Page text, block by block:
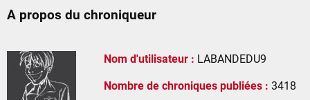
A propos du chroniqueur
Nom d'utilisateur : LABANDEDU9
Nombre de chroniques publiées : 3418